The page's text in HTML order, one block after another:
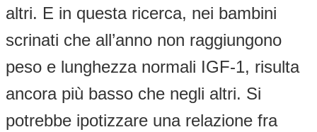
altri. E in questa ricerca, nei bambini
scrinati che all’anno non raggiungono
peso e lunghezza normali IGF-1, risulta
ancora più basso che negli altri. Si
potrebbe ipotizzare una relazione fra